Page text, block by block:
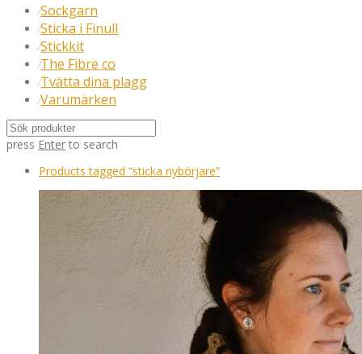
⁄Sockgarn
⁄Sticka i Finull
⁄Stickkit
⁄The Fibre co
⁄Tvätta dina plagg
⁄Varumärken
press Enter to search
Products tagged “sticka nybörjare”